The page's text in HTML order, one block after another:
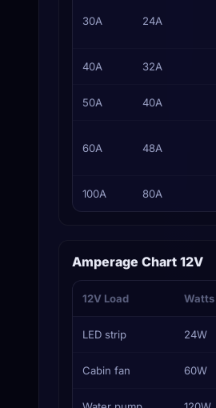
30A 24A
40A 32A
50A 40A
60A 48A
100A 80A
Amperage Chart 12V
12V Load Watts
LED strip 24W
Cabin fan 60W